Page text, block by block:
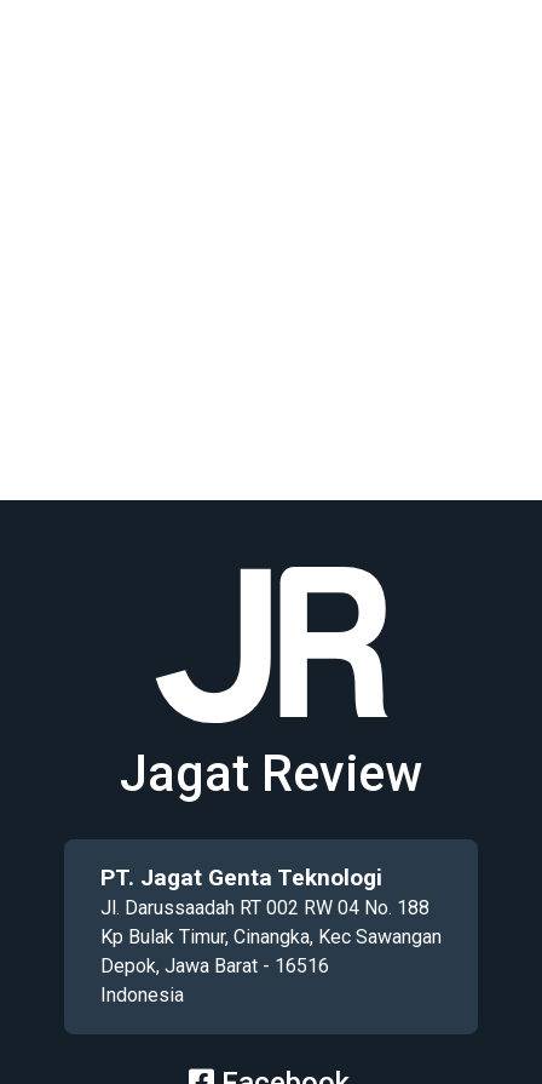
Jagat Review
PT. Jagat Genta Teknologi
Jl. Darussaadah RT 002 RW 04 No. 188
Kp Bulak Timur, Cinangka, Kec Sawangan
Depok, Jawa Barat - 16516
Indonesia